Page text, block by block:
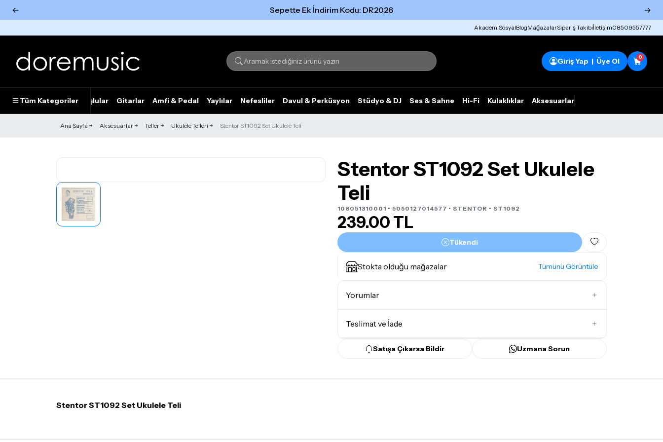
← Sepette Ek İndirim Kodu: DR2026 →
AkademiSosyalBlogMağazalarSipariş Takibiİletişim08509557777
Giriş Yap | Üye Ol 0
Tüm Kategoriler
Piyanolar Tuşlular Gitarlar Amfi & Pedal Yaylılar Nefesliler Davul & Perküsyon Stüdyo & DJ Ses & Sahne Hi-Fi Kulaklıklar Aksesuarlar
Ana Sayfa Aksesuarlar Teller Ukulele Telleri Stentor ST1092 Set Ukulele Teli
Stentor ST1092 Set Ukulele
Teli
106051310001 • 5050127014577 • STENTOR • ST1092
239.00 TL
Tükendi
Stokta olduğu mağazalar Tümünü Görüntüle
Yorumlar
Teslimat ve İade
Teslimat Koşulları
Satışa Çıkarsa Bildir Uzmana Sorun
Stentor ST1092 Set Ukulele Teli
Tümünü Gör Tümünü gör